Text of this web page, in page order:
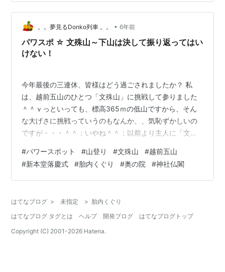
出てきましたが、日暮れも近づき急いで通過。やはり元
通りの回り方でいけば良かった！と思いつつも、道路合
流点は何の道標・目印のない場所だったので仕方なし。
見どころ盛りだくさんで良い山でした。 矢筈ヶ岳からの
堂山（湖南アルプス）と琵琶湖 太神山不動寺…
。。夢見るDonko列車 。。 • 6年前
パワスポ ☆ 文殊山～下山は決して振り返ってはい
けない！
今年最後の三連休、皆様はどう過ごされましたか？ 私
は、越前五山のひとつ「文殊山」に挑戦して参りました
＾＾ｖっといっても、標高365ｍの低山ですから、そん
な大げさに挑戦っていうのもなんか、、気恥ずかしいの
ですが・・・＾＾；いやね＾＾；以前より主人に「文殊
と誘われてはいたのですが、膝の具合が芳しくないこと
もあり山登りというだけでダメやな・・と諦めてまし
た。 そんなところへ先日、文殊山の山頂に本堂が再建さ
響で本堂は半壊。しかし、善意の募金により今月13日に
新本堂の落慶式を厳かに迎えることができたよう…
#パワースポット #山登り #文殊山 #越前五山
#新本堂落慶式 #胎内くぐり #奥の院 #神社仏閣
はてなブログ > 未指定 > 胎内くぐり
はてなブログ タグとは
ヘルプ 開発ブログ
はてなブログトップ
Copyright (C) 2001-2026 Hatena.